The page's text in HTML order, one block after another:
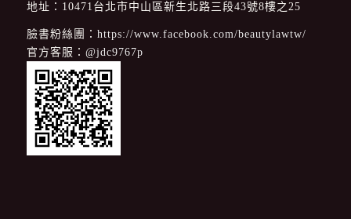
地址：10471台北市中山區新生北路三段43號8樓之25
臉書粉絲團： https://www.facebook.com/beautylawtw/
官方客服： @jdc9767p